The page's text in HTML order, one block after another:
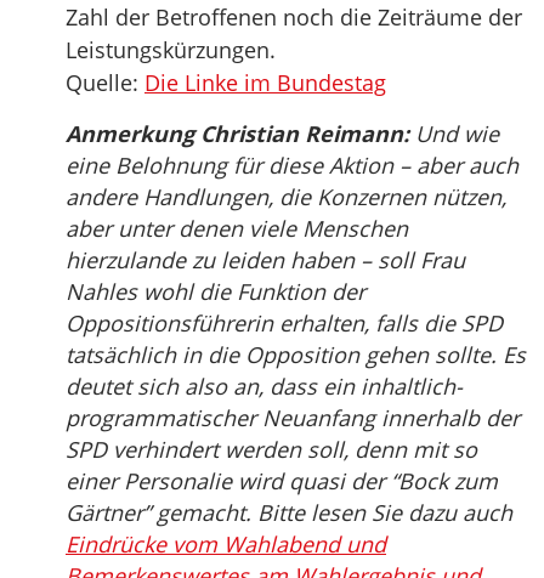
Zahl der Betroffenen noch die Zeiträume der
Leistungskürzungen.
Quelle: Die Linke im Bundestag
Anmerkung Christian Reimann:Und wie
eine Belohnung für diese Aktion – aber auch
andere Handlungen, die Konzernen nützen,
aber unter denen viele Menschen
hierzulande zu leiden haben – soll Frau
Nahles wohl die Funktion der
Oppositionsführerin erhalten, falls die SPD
tatsächlich in die Opposition gehen sollte. Es
deutet sich also an, dass ein inhaltlich-
programmatischer Neuanfang innerhalb der
SPD verhindert werden soll, denn mit so
einer Personalie wird quasi der “Bock zum
Gärtner” gemacht. Bitte lesen Sie dazu auch
Eindrücke vom Wahlabend und